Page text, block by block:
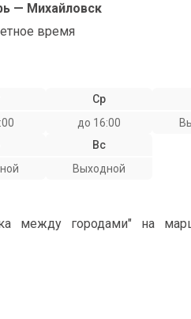
— Михайловск
время
Ср
до 16:00
Вс
Выходной
между городами" на